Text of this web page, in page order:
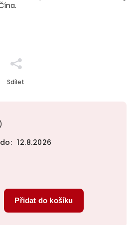
Přidat do košíku
12.8.2026
Sdílet